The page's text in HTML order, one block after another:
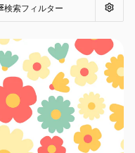
検索フィルター